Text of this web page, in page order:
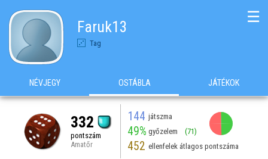
Faruk13
Tag
☰
NÉVJEGY OSTÁBLA JÁTÉKOK
332
pontszám
Amatőr
144 játszma
49% győzelem (71)
452 ellenfelek átlagos pontszáma